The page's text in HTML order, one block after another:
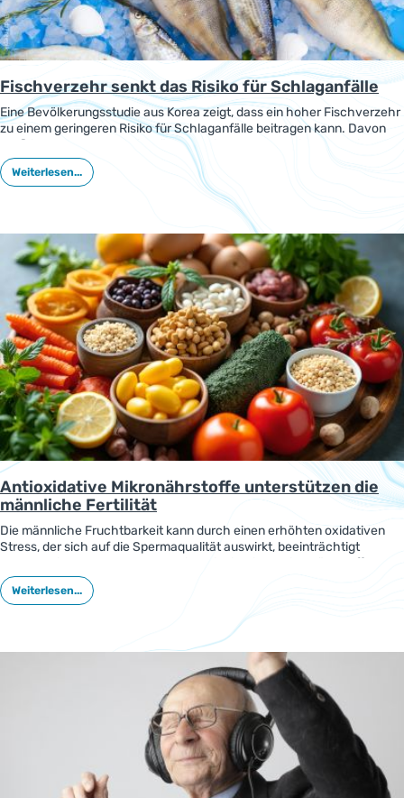
Fischverzehr senkt das Risiko für Schlaganfälle
Eine Bevölkerungsstudie aus Korea zeigt, dass ein hoher Fischverzehr
zu einem geringeren Risiko für Schlaganfälle beitragen kann. Davon
profitierten besonders die Männer. Bei den Frauen reichte bereits der
mäßige Fischkonsum aus, um das Risiko für Schlaganfälle deutlich zu
verringern.
Weiterlesen...
Antioxidative Mikronährstoffe unterstützen die
männliche Fertilität
Die männliche Fruchtbarkeit kann durch einen erhöhten oxidativen
Stress, der sich auf die Spermaqualität auswirkt, beeinträchtigt
werden. Eine gute Versorgung mit antioxidativen Mikronährstoffen
kann die männliche Fruchtbarkeit fördern.
Weiterlesen...